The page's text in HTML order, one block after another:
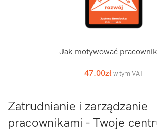
Jak motywować
47.00zł w tym VAT
Zatrudnianie i zarządzanie
pracownikami - Twoje